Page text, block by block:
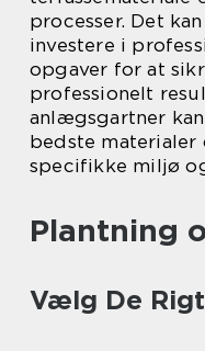
processer. Det
investere i
opgaver for at
professionelt
anlægsgartner
bedste
specifikke miljø
Plantning
Vælg De